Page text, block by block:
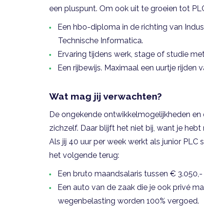
een pluspunt. Om ook uit te groeien tot
Een hbo-diploma in de richting van
Technische Informatica.
Ervaring tijdens werk, stage of studie
Een rijbewijs. Maximaal een uurtje
Wat mag jij verwachten?
De ongekende ontwikkelmogelijkheden
zichzelf. Daar blijft het niet bij, want je
Als jij 40 uur per week werkt als junior PLC
het volgende terug:
Een bruto maandsalaris tussen €
Een auto van de zaak die je ook privé
wegenbelasting worden 100% vergoed.